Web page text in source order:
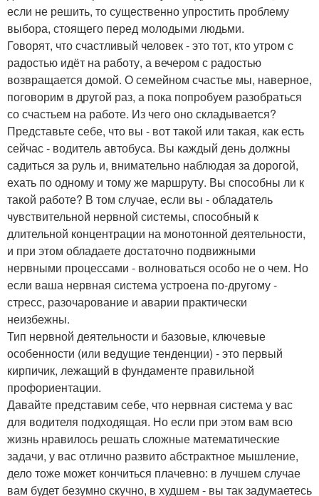
если не решить, то существенно упростить проблему
выбора, стоящего перед молодыми людьми.
Говорят, что счастливый человек - это тот, кто утром с
радостью идёт на работу, а вечером с радостью
возвращается домой. О семейном счастье мы, наверное,
поговорим в другой раз, а пока попробуем разобраться
со счастьем на работе. Из чего оно складывается?
Представьте себе, что вы - вот такой или такая, как есть
сейчас - водитель автобуса. Вы каждый день должны
садиться за руль и, внимательно наблюдая за дорогой,
ехать по одному и тому же маршруту. Вы способны ли к
такой работе? В том случае, если вы - обладатель
чувствительной нервной системы, способный к
длительной концентрации на монотонной деятельности,
и при этом обладаете достаточно подвижными
нервными процессами - волноваться особо не о чем. Но
если ваша нервная система устроена по-другому -
стресс, разочарование и аварии практически
неизбежны.
Тип нервной деятельности и базовые, ключевые
особенности (или ведущие тенденции) - это первый
кирпичик, лежащий в фундаменте правильной
профориентации.
Давайте представим себе, что нервная система у вас
для водителя подходящая. Но если при этом вам всю
жизнь нравилось решать сложные математические
задачи, у вас отлично развито абстрактное мышление,
дело тоже может кончиться плачевно: в лучшем случае
вам будет безумно скучно, в худшем - вы так задумаетесь